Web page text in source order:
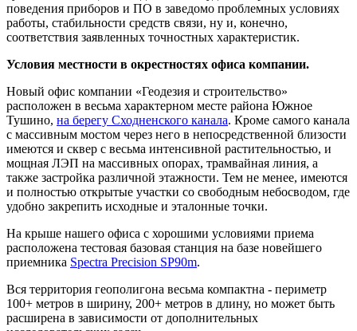
поведения приборов и ПО в заведомо проблемных условиях
работы, стабильности средств связи, ну и, конечно,
соответствия заявленных точностных характеристик.
Условия местности в окрестностях офиса компании.
Новый офис компании «Геодезия и строительство»
расположен в весьма характерном месте района Южное
Тушино, на берегу Сходненского канала. Кроме самого канала
с массивным мостом через него в непосредственной близости
имеются и сквер с весьма интенсивной растительностью, и
мощная ЛЭП на массивных опорах, трамвайная линия, а
также застройка различной этажности. Тем не менее, имеются
и полностью открытые участки со свободным небосводом, где
удобно закрепить исходные и эталонные точки.
На крыше нашего офиса с хорошими условиями приема
расположена тестовая базовая станция на базе новейшего
приемника Spectra Precision SP90m.
Вся территория геополигона весьма компактна - периметр
100+ метров в ширину, 200+ метров в длину, но может быть
расширена в зависимости от дополнительных